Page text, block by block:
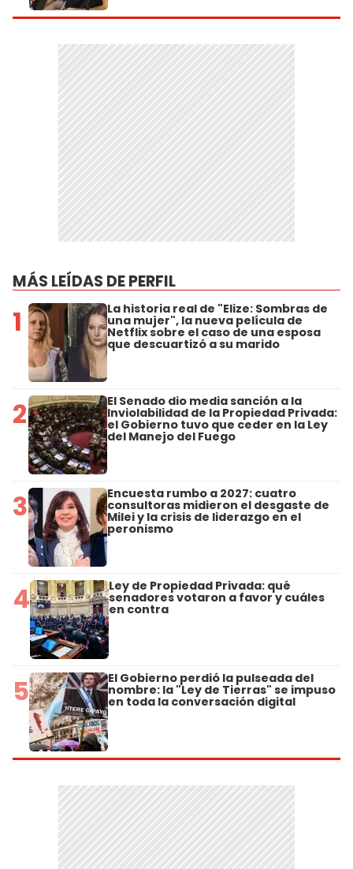
MÁS LEÍDAS DE PERFIL
1 La historia real de "Elize: Sombras de
una mujer", la nueva película de
Netflix sobre el caso de una esposa
que descuartizó a su marido
2 El Senado dio media sanción a la
Inviolabilidad de la Propiedad Privada:
el Gobierno tuvo que ceder en la Ley
del Manejo del Fuego
3 Encuesta rumbo a 2027: cuatro
consultoras midieron el desgaste de
Milei y la crisis de liderazgo en el
peronismo
4 Ley de Propiedad Privada: qué
senadores votaron a favor y cuáles
en contra
5 El Gobierno perdió la pulseada del
nombre: la "Ley de Tierras" se impuso
en toda la conversación digital